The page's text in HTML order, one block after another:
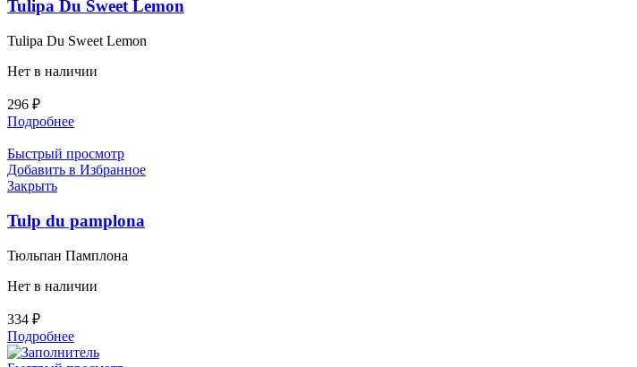
Tulipa Du Sweet Lemon
Tulipa Du Sweet Lemon
Нет в наличии
296 ₽
Подробнее
Быстрый просмотр
Добавить в Избранное
Закрыть
Tulp du pamplona
Тюльпан Памплона
Нет в наличии
334 ₽
Подробнее